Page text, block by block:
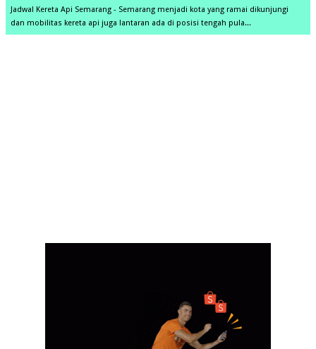
Jadwal Kereta Api Semarang - Semarang menjadi kota yang ramai dikunjungi
dan mobilitas kereta api juga lantaran ada di posisi tengah pula...